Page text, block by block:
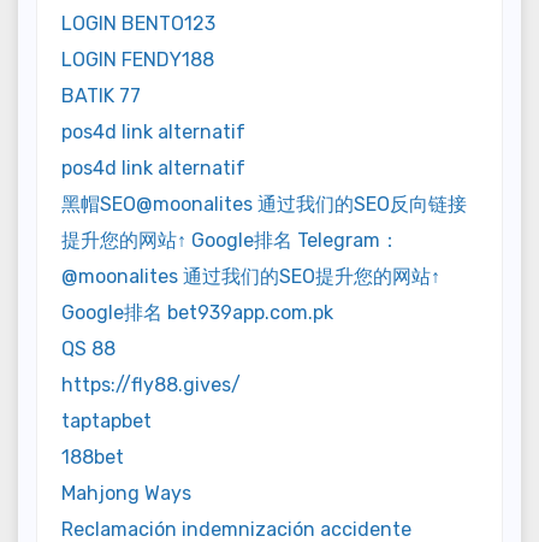
LOGIN BENTO123
LOGIN FENDY188
BATIK 77
pos4d link alternatif
pos4d link alternatif
黑帽SEO@moonalites 通过我们的SEO反向链接
提升您的网站↑ Google排名 Telegram：
@moonalites 通过我们的SEO提升您的网站↑
Google排名 bet939app.com.pk
QS 88
https://fly88.gives/
taptapbet
188bet
Mahjong Ways
Reclamación indemnización accidente